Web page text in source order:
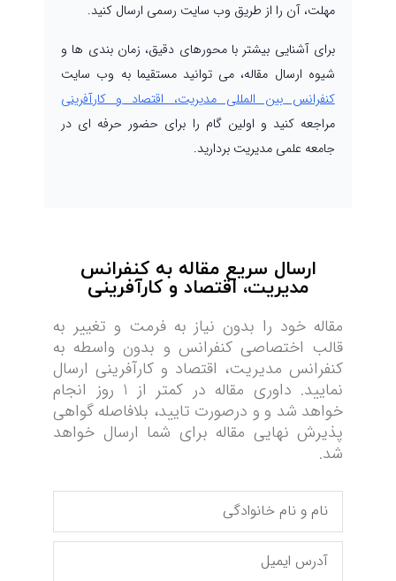
مهلت، آن را از طریق وب سایت رسمی ارسال کنید.
برای آشنایی بیشتر با محورهای دقیق، زمان بندی ها و
شیوه ارسال مقاله، می توانید مستقیما به وب سایت
کنفرانس بین المللی مدیریت، اقتصاد و کارآفرینی
مراجعه کنید و اولین گام را برای حضور حرفه ای در
جامعه علمی مدیریت بردارید.
ارسال سریع مقاله به کنفرانس
مدیریت، اقتصاد و کارآفرینی
مقاله خود را بدون نیاز به فرمت و تغییر به
قالب اختصاصی کنفرانس و بدون واسطه به
کنفرانس مدیریت، اقتصاد و کارآفرینی ارسال
نمایید. داوری مقاله در کمتر از 1 روز انجام
خواهد شد و و درصورت تایید، بلافاصله گواهی
پذیرش نهایی مقاله برای شما ارسال خواهد
شد.